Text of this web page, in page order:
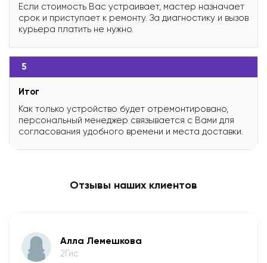
Если стоимость Вас устраивает, мастер назначает
срок и приступает к ремонту. За диагностику и вызов
курьера платить не нужно.
5
Итог
Как только устройство будет отремонтировано,
персональный менеджер связывается с Вами для
согласования удобного времени и места доставки.
Отзывы наших клиентов
​Алла Лемешкова
2Гис